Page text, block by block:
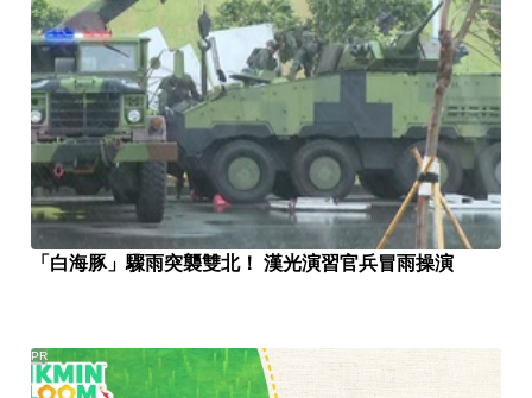
「白海豚」驟雨突襲雙北！ 漢光演習官兵冒雨操演
PR